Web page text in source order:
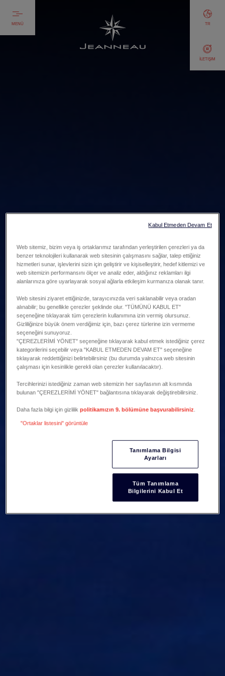
MENÜ
İLETIŞIM
TR
Web sitemiz, bizim veya iş ortaklarımız tarafından yerleştirilen çerezleri ya da
benzer teknolojileri kullanarak web sitesinin çalışmasını sağlar, talep ettiğiniz
hizmetleri sunar, işlevlerini sizin için geliştirir ve kişiselleştirir, hedef kitlemizi ve
web sitemizin performansını ölçer ve analiz eder, aldığınız reklamları ilgi
alanlarınıza göre uyarlayarak sosyal ağlarla etkileşim kurmanıza olanak tanır.
Web sitesini ziyaret ettiğinizde, tarayıcınızda veri saklanabilir veya oradan
alınabilir; bu genellikle çerezler şeklinde olur. "TÜMÜNÜ KABUL ET"
seçeneğine tıklayarak tüm çerezlerin kullanımına izin vermiş olursunuz.
Gizliliğinize büyük önem verdiğimiz için, bazı çerez türlerine izin vermeme
seçeneğini sunuyoruz.
"ÇEREZLERİMİ YÖNET" seçeneğine tıklayarak kabul etmek istediğiniz çerez
kategorilerini seçebilir veya "KABUL ETMEDEN DEVAM ET" seçeneğine
tıklayarak reddettiğinizi belirtebilirsiniz (bu durumda yalnızca web sitesinin
çalışması için kesinlikle gerekli olan çerezler kullanılacaktır).
Tercihlerinizi istediğiniz zaman web sitemizin her sayfasının alt kısmında
bulunan "ÇEREZLERİMİ YÖNET" bağlantısına tıklayarak değiştirebilirsiniz.
Daha fazla bilgi için gizlilikpolitikamızın 9. bölümüne başvurabilirsiniz
"Ortaklar listesini" görüntüle
Tanımlama Bilgisi
Ayarları
Tüm Tanımlama
Bilgilerini Kabul Et
Kabul Etmeden Devam Et